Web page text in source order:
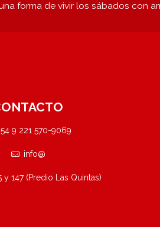
forma de vivir los sábados con
9 221 570-9069
info@
y 147 (Predio Las Quintas)